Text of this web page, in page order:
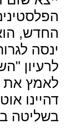
החדש,
ינסה
לרעיון
לאמץ את
דהיינו
בשליטה